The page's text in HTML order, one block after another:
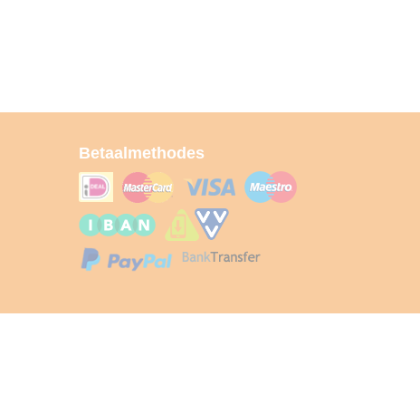
Betaalmethodes